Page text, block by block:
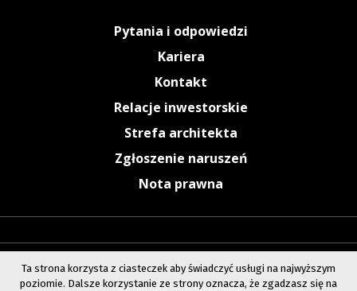
Pytania i odpowiedzi
Kariera
Kontakt
Relacje inwestorskie
Strefa architekta
Zgłoszenie naruszeń
Nota prawna
Ta strona korzysta z ciasteczek aby świadczyć usługi na najwyższym
poziomie. Dalsze korzystanie ze strony oznacza, że zgadzasz się na